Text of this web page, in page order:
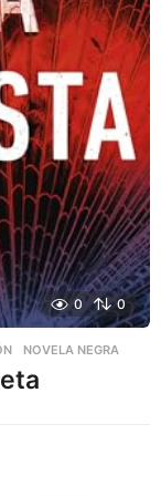
0 0
NOVELA NEGRA